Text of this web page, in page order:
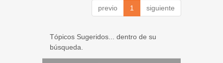
previo 1 siguiente
Tópicos Sugeridos... dentro de su
búsqueda.